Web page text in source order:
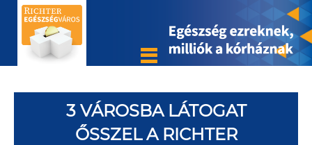
3 VÁROSBA LÁTOGAT
ŐSSZEL A RICHTER